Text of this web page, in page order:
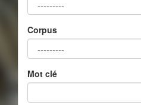
Corpus
Mot clé